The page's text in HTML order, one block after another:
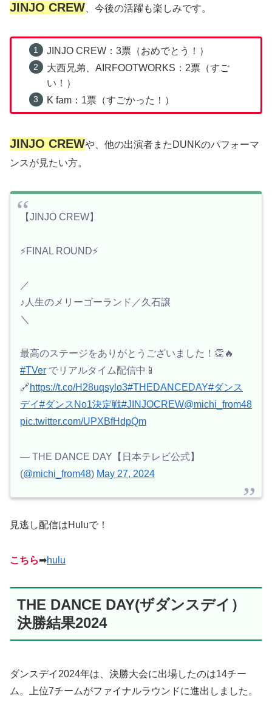
JINJO CREW 、今後の活躍も楽しみです。
JINJO CREW：3票（おめでとう！）
大西兄弟、AIRFOOTWORKS：2票（すご
い！）
K fam：1票（すごかった！）
JINJO CREWや、他の出演者またDUNKのパフォーマ
ンスが見たい方。
【JINJO CREW】
⚡️FINAL ROUND⚡️
／
♪人生のメリーゴーランド／久石譲
＼
最高のステージをありがとうございました！👏🔥
#TVer でリアルタイム配信中📱
🔗https://t.co/H28uqsylo3#THEDANCEDAY#ダンス
デイ#ダンスNo1決定戦#JINJOCREW@michi_from48
pic.twitter.com/UPXBfHdpQm
— THE DANCE DAY【日本テレビ公式】
(@michi_from48) May 27, 2024
見逃し配信はHuluで！
こちら➡hulu
THE DANCE DAY(ザダンスデイ）
決勝結果2024
ダンスデイ2024年は、決勝大会に出場したのは14チー
ム。上位7チームがファイナルラウンドに進出しました。